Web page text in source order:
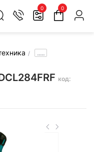
0 0
.....
код: